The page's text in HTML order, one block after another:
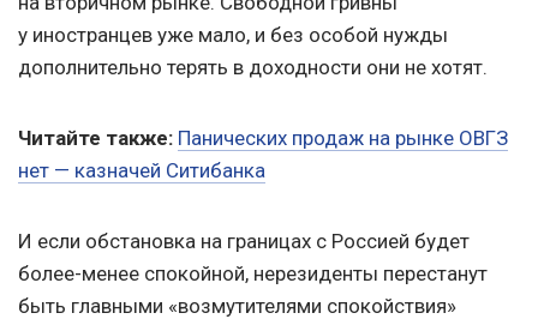
у иностранцев уже мало, и без особой нужды
дополнительно терять в доходности они не хотят.
Читайте также: Панических продаж на рынке ОВГЗ
нет — казначей Cитибанка
И если обстановка на границах с Россией будет
более-менее спокойной, нерезиденты перестанут
быть главными «возмутителями спокойствия»